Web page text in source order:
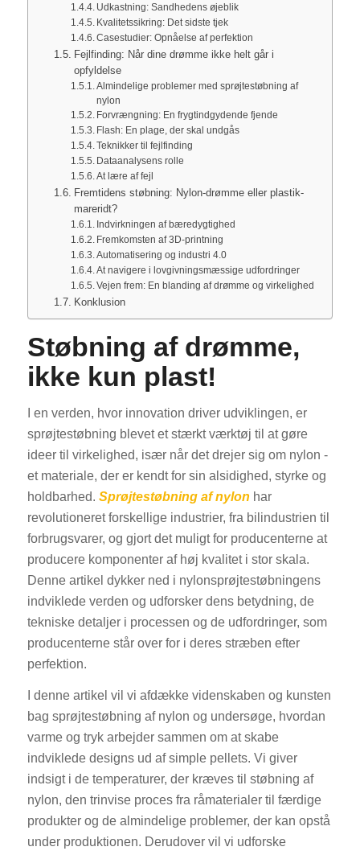
Udkastning: Sandhedens øjeblik
Kvalitetssikring: Det sidste tjek
Casestudier: Opnåelse af perfektion
Fejlfinding: Når dine drømme ikke helt går i
opfyldelse
Almindelige problemer med sprøjtestøbning af
nylon
Forvrængning: En frygtindgydende fjende
Flash: En plage, der skal undgås
Teknikker til fejlfinding
Dataanalysens rolle
At lære af fejl
Fremtidens støbning: Nylon-drømme eller plastik-
mareridt?
Indvirkningen af bæredygtighed
Fremkomsten af 3D-printning
Automatisering og industri 4.0
At navigere i lovgivningsmæssige udfordringer
Vejen frem: En blanding af drømme og virkelighed
Konklusion
Støbning af drømme,
ikke kun plast!
I en verden, hvor innovation driver udviklingen, er
sprøjtestøbning blevet et stærkt værktøj til at gøre
ideer til virkelighed, især når det drejer sig om nylon -
et materiale, der er kendt for sin alsidighed, styrke og
holdbarhed. Sprøjtestøbning af nylon har
revolutioneret forskellige industrier, fra bilindustrien til
forbrugsvarer, og gjort det muligt for producenterne at
producere komponenter af høj kvalitet i stor skala.
Denne artikel dykker ned i nylonsprøjtestøbningens
indviklede verden og udforsker dens betydning, de
tekniske detaljer i processen og de udfordringer, som
producenterne står over for i deres stræben efter
perfektion.
I denne artikel vil vi afdække videnskaben og kunsten
bag sprøjtestøbning af nylon og undersøge, hvordan
varme og tryk arbejder sammen om at skabe
indviklede designs ud af simple pellets. Vi giver
indsigt i de temperaturer, der kræves til støbning af
nylon, den trinvise proces fra råmaterialer til færdige
produkter og de almindelige problemer, der kan opstå
under produktionen. Derudover vil vi udforske